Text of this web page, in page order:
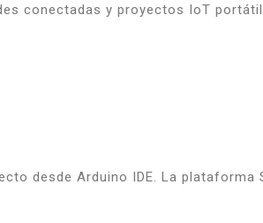
conectadas y proyectos IoT
desde Arduino IDE. La